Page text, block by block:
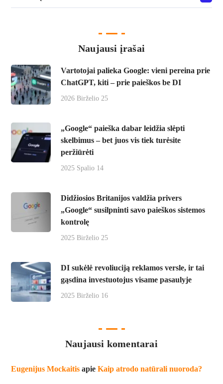
Naujausi įrašai
Vartotojai palieka Google: vieni pereina prie
ChatGPT, kiti – prie paieškos be DI
2026 Birželio 25
„Google“ paieška dabar leidžia slėpti
skelbimus – bet juos vis tiek turėsite
peržiūrėti
2025 Spalio 14
Didžiosios Britanijos valdžia privers
„Google“ susilpninti savo paieškos sistemos
kontrolę
2025 Birželio 25
DI sukėlė revoliuciją reklamos versle, ir tai
gąsdina investuotojus visame pasaulyje
2025 Birželio 16
Naujausi komentarai
Eugenijus Mockaitis apieKaip atrodo natūrali nuoroda?